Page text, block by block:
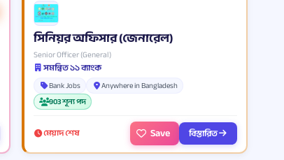
সিনিয়র অফিসার (জেনারেল)
Senior Officer (General)
সমন্বিত ১১ ব্যাংক
Bank Jobs
Anywhere in Bangladesh
903 শূন্য পদ
মেয়াদ শেষ Save বিস্তারিত